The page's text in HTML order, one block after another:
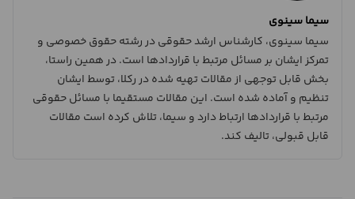
سیما سینوی
سیما سینوی، کارشناس ارشد حقوقی در رشته حقوق خصوصی و
تمرکز ایشان بر مسائل مرتبط با قراردادها است. در همین راستا،
بخش قابل توجهی از مقالات تهیه شده در رکلا، توسط ایشان
تنظیم و آماده شده است. این مقالات مستقیما با مسائل حقوقی
مرتبط با قراردادها ارتباط دارد و سیما، تلاش کرده است مقالات
قابل قبولی، تالیف کند.